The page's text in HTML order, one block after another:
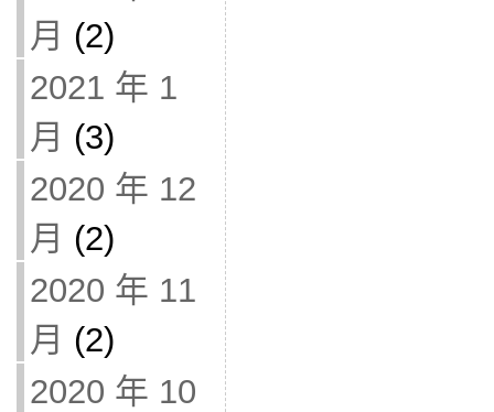
月 (2)
2021 年 1
月 (3)
2020 年 12
月 (2)
2020 年 11
月 (2)
2020 年 10